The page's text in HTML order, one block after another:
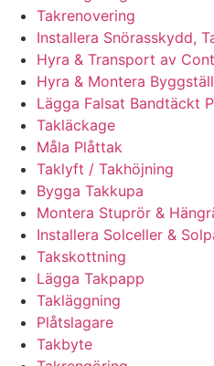
Takrenovering
Installera Snörasskydd,
Hyra & Transport av
Hyra & Montera
Lägga Falsat Bandtäckt
Takläckage
Måla Plåttak
Taklyft / Takhöjning
Bygga Takkupa
Montera Stuprör &
Installera Solceller &
Takskottning
Lägga Takpapp
Takläggning
Plåtslagare
Takbyte